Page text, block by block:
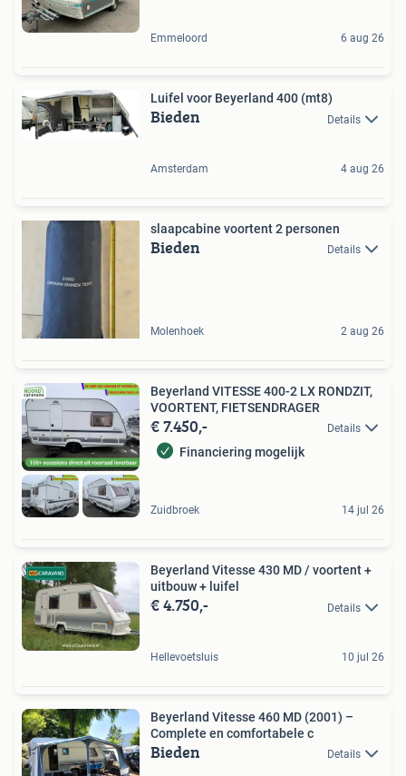
Emmeloord 6 aug 26
Luifel voor Beyerland 400 (mt8)
Bieden Details
Amsterdam 4 aug 26
slaapcabine voortent 2 personen
Bieden Details
Molenhoek 2 aug 26
Beyerland VITESSE 400-2 LX RONDZIT,
VOORTENT, FIETSENDRAGER
€ 7.450,- Details
Financiering mogelijk
Zuidbroek 14 jul 26
Beyerland Vitesse 430 MD / voortent +
uitbouw + luifel
€ 4.750,- Details
Hellevoetsluis 10 jul 26
Beyerland Vitesse 460 MD (2001) –
Complete en comfortabele c
Bieden Details